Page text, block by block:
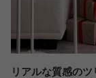
リアルな質感の